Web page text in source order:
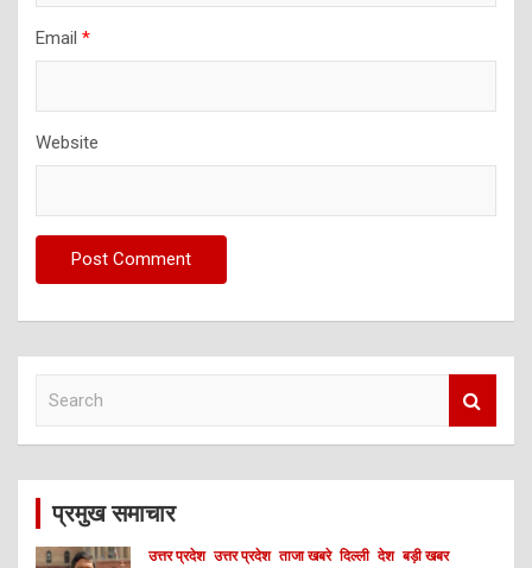
Email *
Website
c
प्रमुख समाचार
उत्तर प्रदेश उत्तर प्रदेश ताजा खबरे दिल्ली देश बड़ी खबर